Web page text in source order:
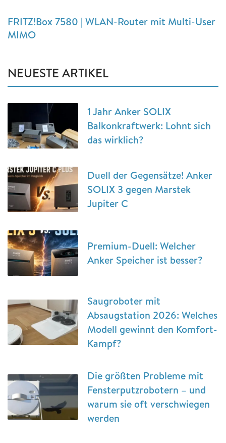
FRITZ!Box 7580 | WLAN-Router mit Multi-User
MIMO
NEUESTE ARTIKEL
1 Jahr Anker SOLIX
Balkonkraftwerk: Lohnt sich
das wirklich?
Duell der Gegensätze! Anker
SOLIX 3 gegen Marstek
Jupiter C
Premium-Duell: Welcher
Anker Speicher ist besser?
Saugroboter mit
Absaugstation 2026: Welches
Modell gewinnt den Komfort-
Kampf?
Die größten Probleme mit
Fensterputzrobotern – und
warum sie oft verschwiegen
werden